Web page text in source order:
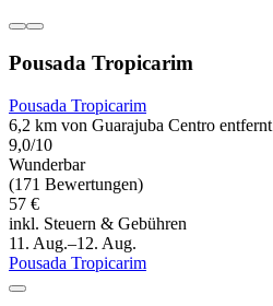
Pousada Tropicarim
Pousada Tropicarim
6,2 km von Guarajuba Centro entfernt
9,0/10
Wunderbar
(171 Bewertungen)
57 €
inkl. Steuern & Gebühren
11. Aug.–12. Aug.
Pousada Tropicarim